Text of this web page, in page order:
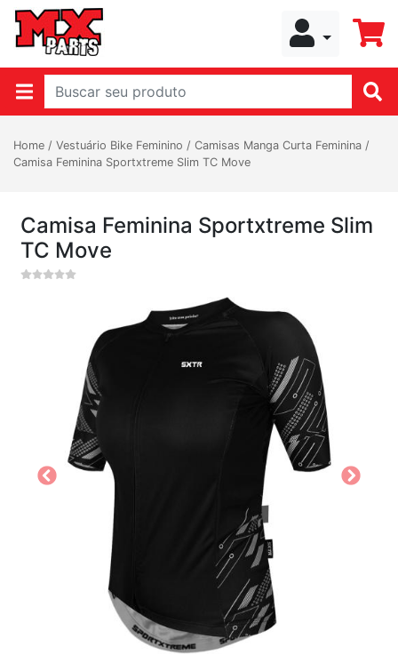
Home / Vestuário Bike Feminino / Camisas Manga Curta Feminina /
Camisa Feminina Sportxtreme Slim TC Move
Camisa Feminina Sportxtreme Slim
TC Move